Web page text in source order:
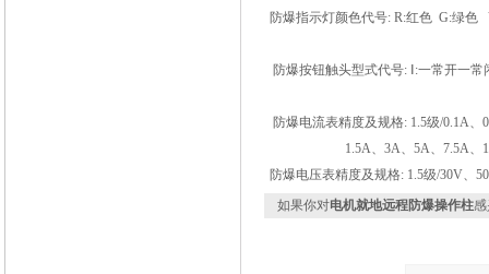
防爆指示灯颜色代号: R:红色 G:绿
防爆按钮触头型式代号: Ⅰ:一常开一
防爆电流表精度及规格: 1.5级/0.1A、
1.5A、3A、5A、7.5A、
防爆电压表精度及规格: 1.5级/30V、
如果你对电机就地远程防爆操作柱